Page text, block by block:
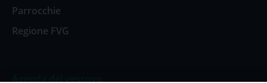
Parrocchie
Regione FVG
Agenda del vescovo